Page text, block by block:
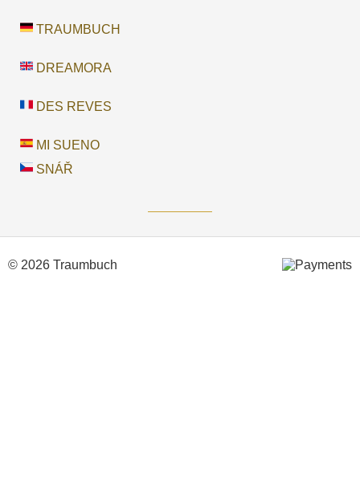
TRAUMBUCH
DREAMORA
DES REVES
MI SUENO
SNÁŘ
© 2026 Traumbuch